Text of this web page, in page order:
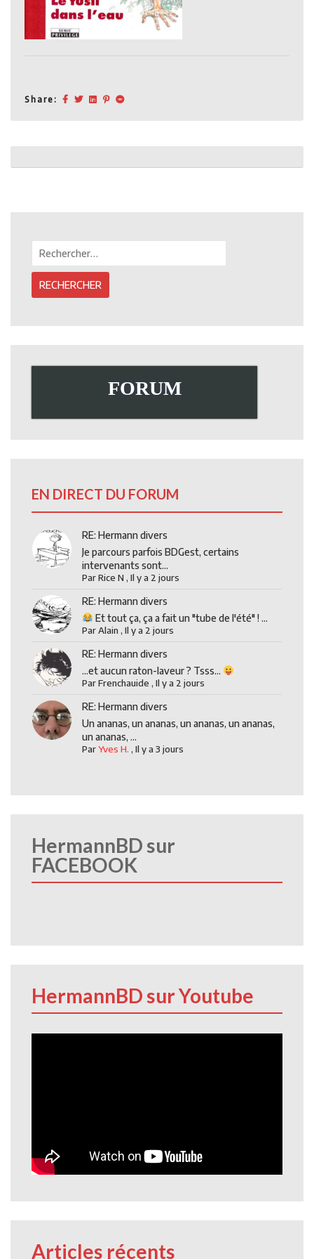
Share:
Post
FORUM
EN DIRECT DU FORUM
RE: Hermann divers
Je parcours parfois BDGest, certains
intervenants sont...
ParRice N ,Il y a 2 jours
RE: Hermann divers
Et tout ça, ça a fait un "tube de l'été" ! ...
ParAlain ,Il y a 2 jours
RE: Hermann divers
...et aucun raton-laveur ? Tsss...
ParFrenchauide ,Il y a 2 jours
RE: Hermann divers
Un ananas, un ananas, un ananas, un ananas,
un ananas, ...
ParYves H. ,Il y a 3 jours
HermannBD sur
FACEBOOK
HermannBD sur Youtube
Articles récents